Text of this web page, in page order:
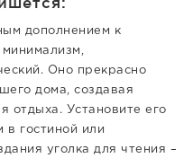
дополнением к
Оно прекрасно
дома, создавая
отдыха. Установите его
в гостиной или
уголка для чтения –